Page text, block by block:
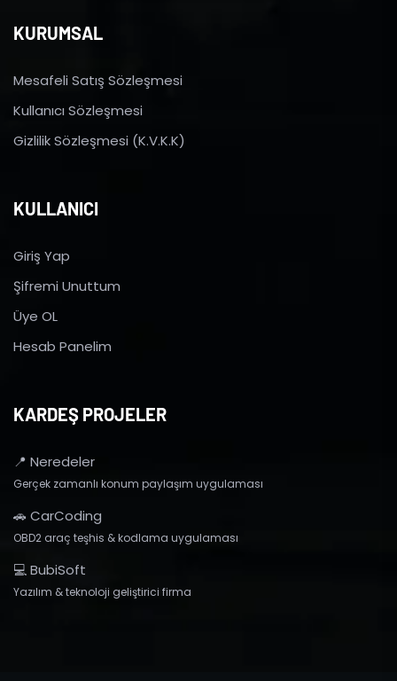
KURUMSAL
Mesafeli Satış Sözleşmesi
Kullanıcı Sözleşmesi
Gizlilik Sözleşmesi (K.V.K.K)
KULLANICI
Giriş Yap
Şifremi Unuttum
Üye OL
Hesab Panelim
KARDEŞ PROJELER
📍 Neredeler
Gerçek zamanlı konum paylaşım uygulaması
🚗 CarCoding
OBD2 araç teşhis & kodlama uygulaması
💻 BubiSoft
Yazılım & teknoloji geliştirici firma